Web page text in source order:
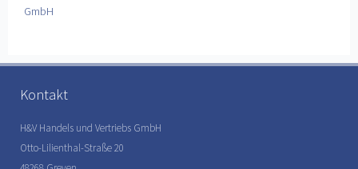
GmbH
Kontakt
H&V Handels und Vertriebs GmbH
Otto-Lilienthal-Straße 20